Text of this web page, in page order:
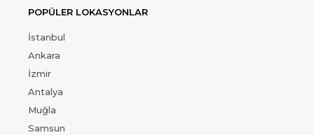
POPÜLER LOKASYONLAR
İstanbul
Ankara
İzmir
Antalya
Muğla
Samsun